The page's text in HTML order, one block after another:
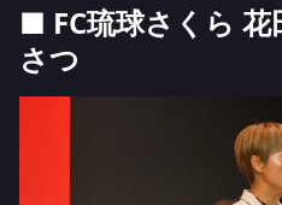
■ FC琉球さくら 花
さつ